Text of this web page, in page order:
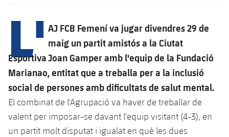
L' AJ FCB Femení va jugar divendres 29 de
maig un partit amistós a la Ciutat
Esportiva Joan Gamper amb l'equip de la Fundació
Marianao, entitat que a treballa per a la inclusió
social de persones amb dificultats de salut mental.
El combinat de l'Agrupació va haver de treballar de
valent per imposar-se davant l'equip visitant (4-3), en
un partit molt disputat i igualat en què les dues